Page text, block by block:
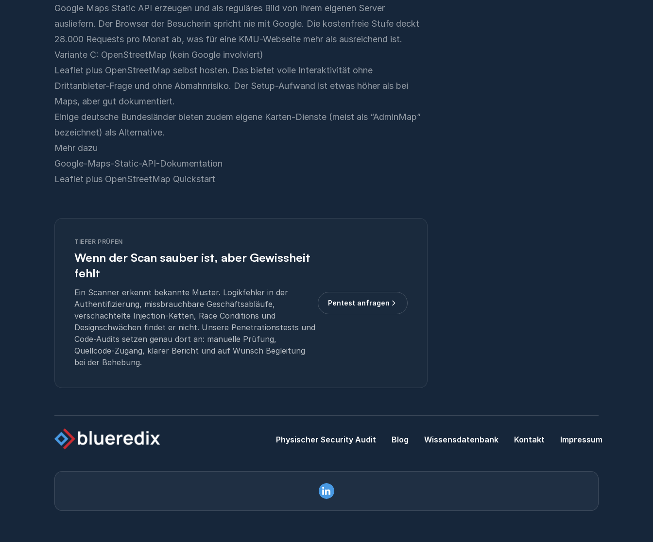
Google Maps Static API erzeugen und als reguläres Bild von Ihrem eigenen Server
ausliefern. Der Browser der Besucherin spricht nie mit Google. Die kostenfreie Stufe deckt
28.000 Requests pro Monat ab, was für eine KMU-Webseite mehr als ausreichend ist.
Variante C: OpenStreetMap (kein Google involviert)
Leaflet plus OpenStreetMap selbst hosten. Das bietet volle Interaktivität ohne
Drittanbieter-Frage und ohne Abmahnrisiko. Der Setup-Aufwand ist etwas höher als bei
Maps, aber gut dokumentiert.
Einige deutsche Bundesländer bieten zudem eigene Karten-Dienste (meist als “AdminMap”
bezeichnet) als Alternative.
Mehr dazu
Google-Maps-Static-API-Dokumentation
Leaflet plus OpenStreetMap Quickstart
TIEFER PRÜFEN
Wenn der Scan sauber ist, aber Gewissheit
fehlt
Ein Scanner erkennt bekannte Muster. Logikfehler in der
Authentifizierung, missbrauchbare Geschäftsabläufe,
verschachtelte Injection-Ketten, Race Conditions und
Designschwächen findet er nicht. Unsere Penetrationstests und
Code-Audits setzen genau dort an: manuelle Prüfung,
Quellcode-Zugang, klarer Bericht und auf Wunsch Begleitung
bei der Behebung.
Pentest anfragen
Physischer Security Audit Blog Wissensdatenbank Kontakt Impressum